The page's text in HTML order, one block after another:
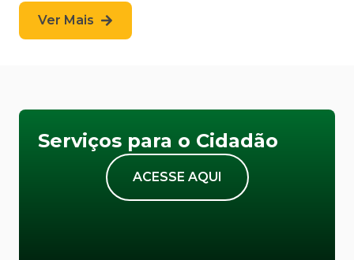
Ver Mais
Serviços para o Cidadão
ACESSE AQUI